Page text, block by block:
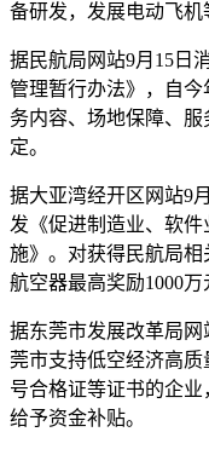
备研发，发展电动飞机
据民航局网站9月15日
管理暂行办法》，自
务内容、场地保障、
定。
据大亚湾经开区网站9
发《促进制造业、软
施》。对获得民航局
航空器最高奖励1000万
据东莞市发展改革局网
莞市支持低空经济高
号合格证等证书的企
给予资金补贴。